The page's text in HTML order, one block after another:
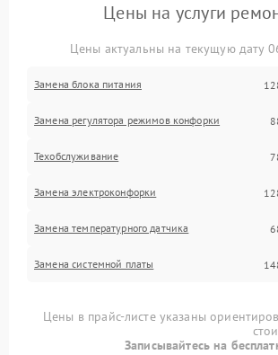
Цены на услуги
Цены актуальны на текущую дату
Замена блока питания
Замена регулятора режимов конфорки
Техобслуживание
Замена электроконфорки
Замена температурного датчика
Замена системной платы
Цены в прайс-листе указаны
Записывайтесь на